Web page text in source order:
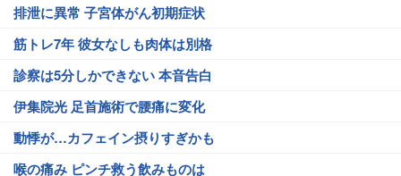
排泄に異常 子宮体がん初期症状
筋トレ7年 彼女なしも肉体は別格
診察は5分しかできない 本音告白
伊集院光 足首施術で腰痛に変化
動悸が…カフェイン摂りすぎかも
喉の痛み ピンチ救う飲みものは